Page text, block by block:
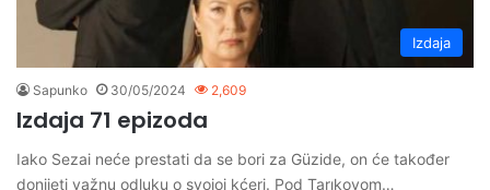
Izdaja
Sapunko 30/05/2024 2,609
Izdaja 71 epizoda
Iako Sezai neće prestati da se bori za Güzide, on će također
donijeti važnu odluku o svojoj kćeri. Pod Tarıkovom…